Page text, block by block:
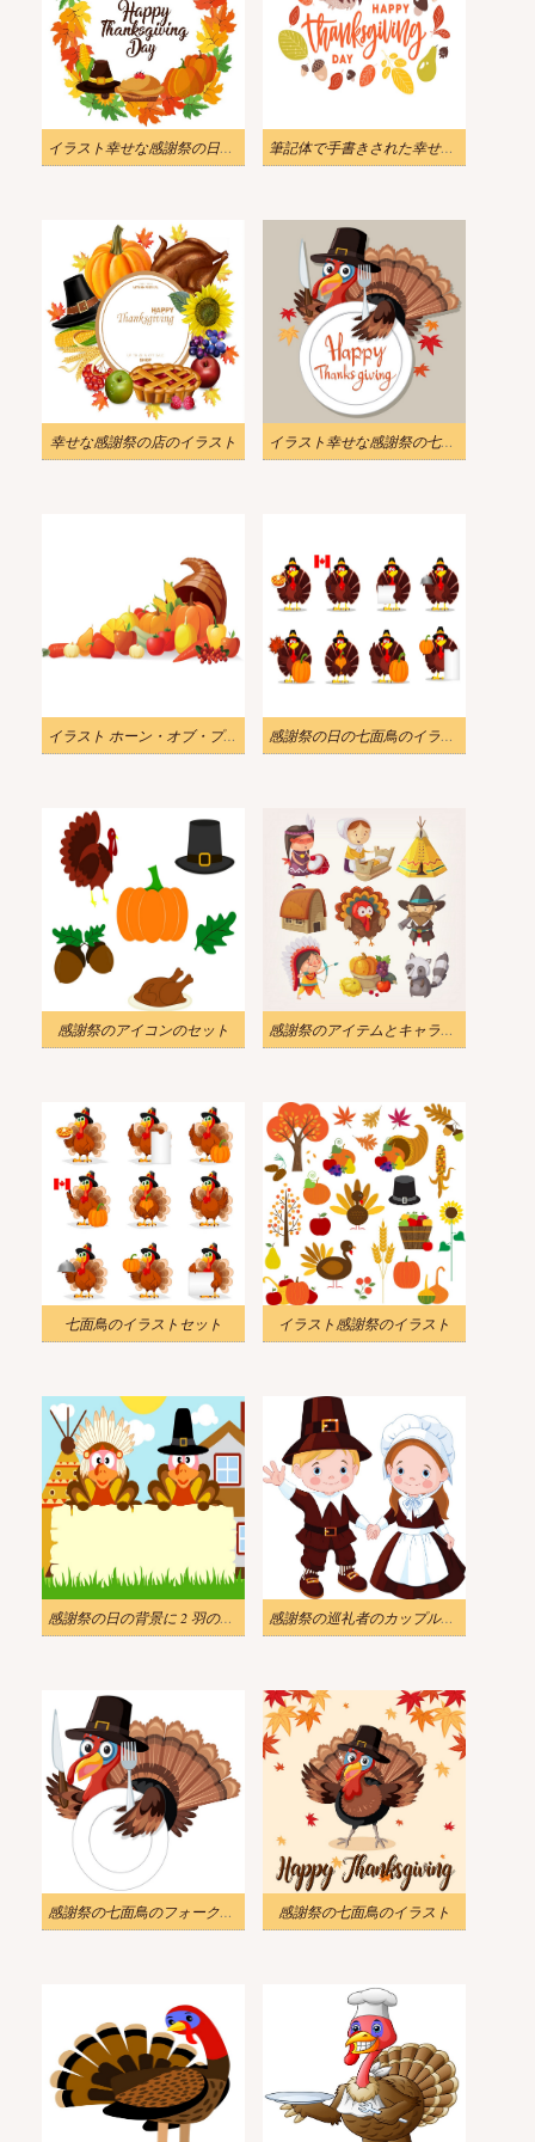
イラスト幸せな感謝祭の日のデザイン 筆記体で手書きされた幸せな感謝祭の日のイラスト
幸せな感謝祭の店のイラスト イラスト幸せな感謝祭の七面鳥のカード
イラスト ホーン・オブ・プレンティ 感謝祭の日の七面鳥のイラストセット
感謝祭のアイコンのセット 感謝祭のアイテムとキャラクターのイラストレーターセット
七面鳥のイラストセット イラスト感謝祭のイラスト
感謝祭の日の背景に 2 羽の七面鳥をイラストします 感謝祭の巡礼者のカップルのイラスト
感謝祭の七面鳥のフォークとナイフのイラスト 感謝祭の七面鳥のイラスト